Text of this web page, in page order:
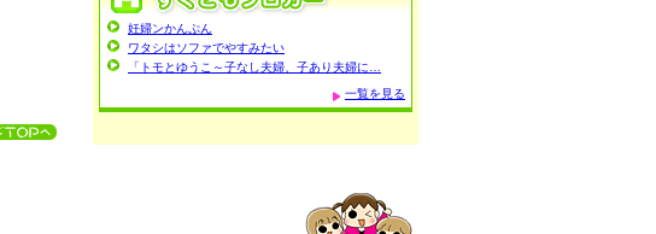
妊婦ンかんぷん
ワタシはソファでやすみたい
「トモとゆうこ～子なし夫婦、子あり夫婦に…
一覧を見る